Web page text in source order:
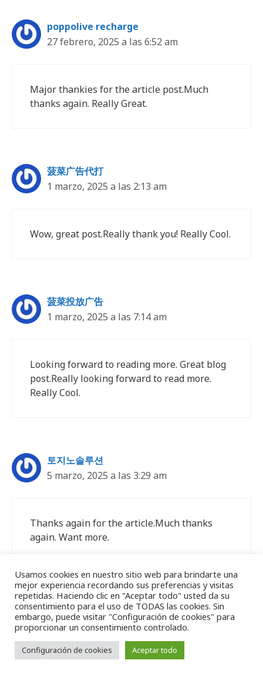
poppolive recharge
27 febrero, 2025 a las 6:52 am
Major thankies for the article post.Much
thanks again. Really Great.
菠菜广告代打
1 marzo, 2025 a las 2:13 am
Wow, great post.Really thank you! Really Cool.
菠菜投放广告
1 marzo, 2025 a las 7:14 am
Looking forward to reading more. Great blog
post.Really looking forward to read more.
Really Cool.
토지노솔루션
5 marzo, 2025 a las 3:29 am
Thanks again for the article.Much thanks
again. Want more.
토지노솔루션임대
5 marzo, 2025 a las 8:36 am
Usamos cookies en nuestro sitio web para brindarte una
mejor experiencia recordando sus preferencias y visitas
repetidas. Haciendo clic en "Aceptar todo" usted da su
consentimiento para el uso de TODAS las cookies. Sin
embargo, puede visitar "Configuración de cookies" para
proporcionar un consentimiento controlado.
Configuración de cookies Aceptar todo